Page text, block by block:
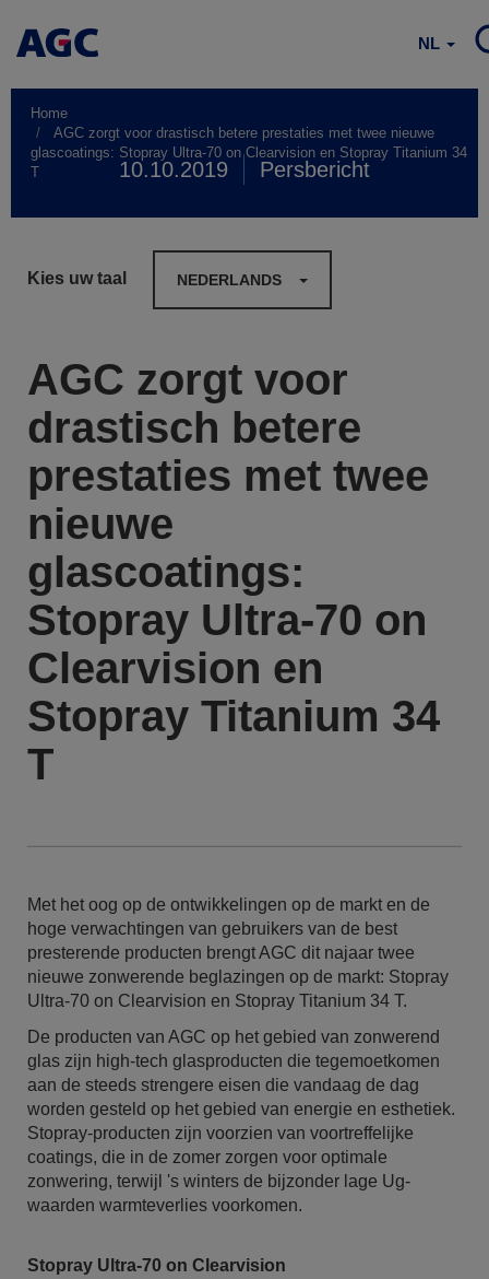
NL
Home
AGC zorgt voor drastisch betere prestaties met twee nieuwe
glascoatings: Stopray Ultra-70 on Clearvision en Stopray Titanium 34
T
10.10.2019 Persbericht
Kies uw taal NEDERLANDS
AGC zorgt voor
drastisch betere
prestaties met twee
nieuwe
glascoatings:
Stopray Ultra-70 on
Clearvision en
Stopray Titanium 34
T
Met het oog op de ontwikkelingen op de markt en de
hoge verwachtingen van gebruikers van de best
presterende producten brengt AGC dit najaar twee
nieuwe zonwerende beglazingen op de markt: Stopray
Ultra-70 on Clearvision en Stopray Titanium 34 T.
De producten van AGC op het gebied van zonwerend
glas zijn high-tech glasproducten die tegemoetkomen
aan de steeds strengere eisen die vandaag de dag
worden gesteld op het gebied van energie en esthetiek.
Stopray-producten zijn voorzien van voortreffelijke
coatings, die in de zomer zorgen voor optimale
zonwering, terwijl 's winters de bijzonder lage Ug-
waarden warmteverlies voorkomen.
Stopray Ultra-70 on Clearvision